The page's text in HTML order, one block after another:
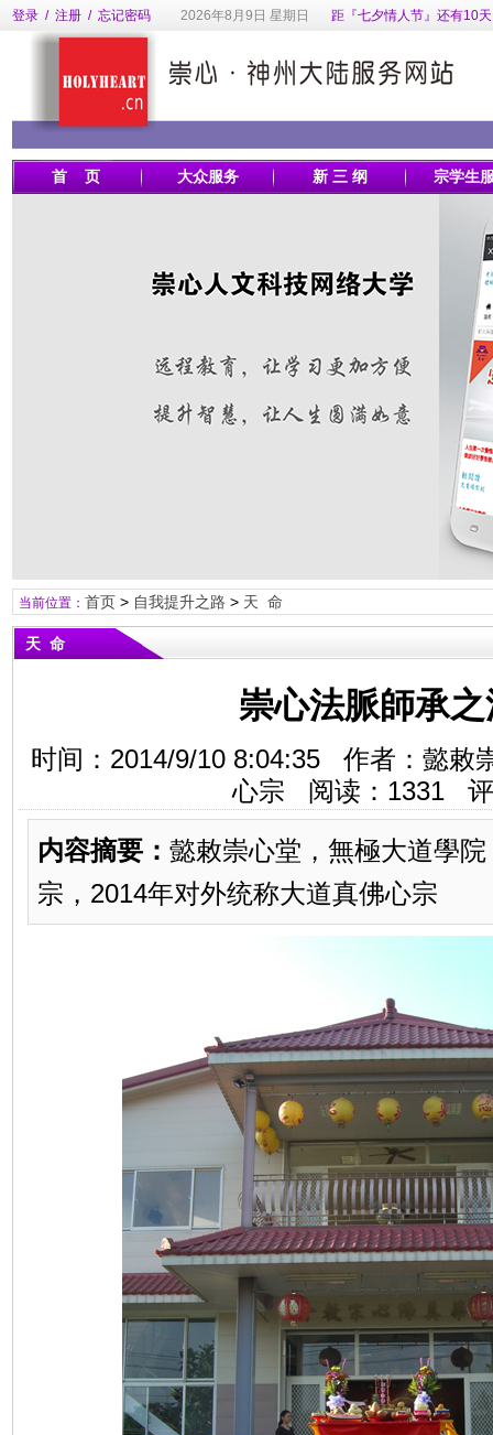
登录/ 注册/ 忘记密码 2026年8月9日 星期日 距『七夕情人节』还有10天
首 页 大众服务 新 三 纲 宗学生
当前位置： 首页> 自我提升之路 > 天 命
天 命
崇心法脈師承
时间：2014/9/10 8:04:35 作者：懿敕
心宗 阅读： 1331
内容摘要： 懿敕崇心堂，無極大道學
宗，2014年对外统称大道真佛心宗